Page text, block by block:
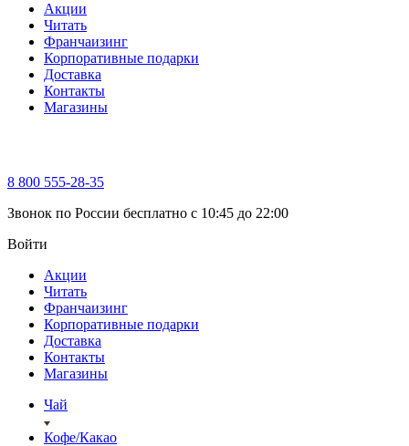
Акции
Читать
Франчаизинг
Корпоративные подарки
Доставка
Контакты
Магазины
8 800 555-28-35
Звонок по России бесплатно c 10:45 до 22:00
Войти
Акции
Читать
Франчаизинг
Корпоративные подарки
Доставка
Контакты
Магазины
Чай
Кофе/Какао